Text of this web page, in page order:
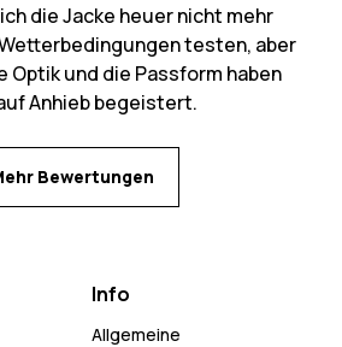
die Jacke heuer nicht mehr
testen, aber
Optik und die Passform haben
Anhieb begeistert.
Bewertungen
Info
Allgemeine